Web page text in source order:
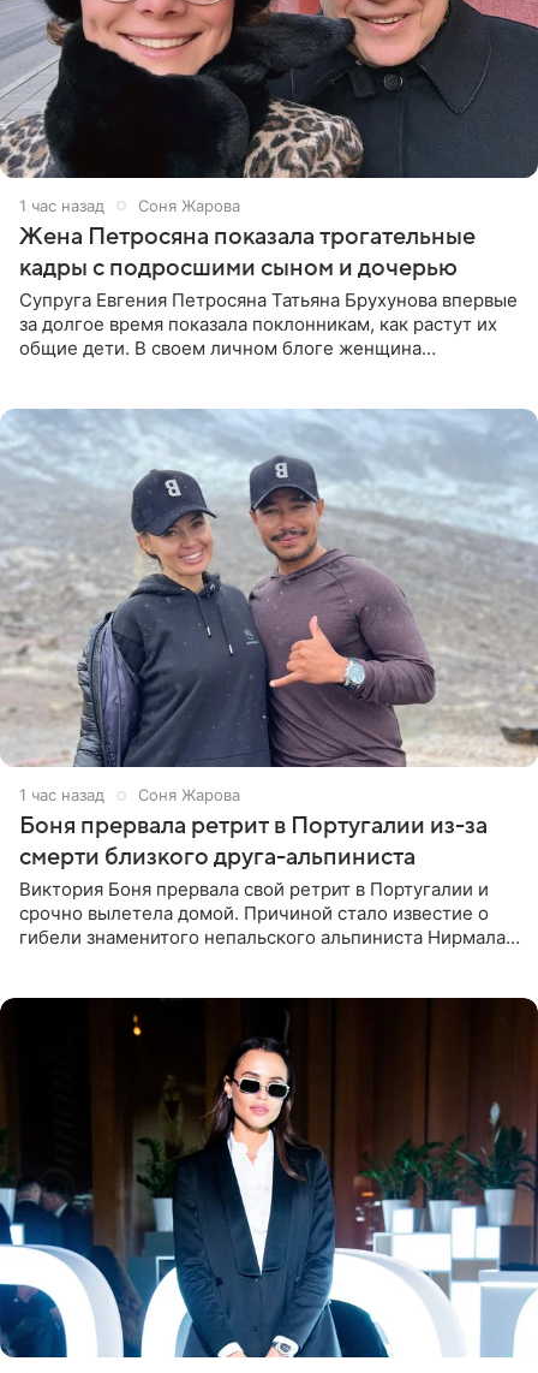
1 час назад Соня Жарова
Жена Петросяна показала трогательные
кадры с подросшими сыном и дочерью
Супруга Евгения Петросяна Татьяна Брухунова впервые
за долгое время показала поклонникам, как растут их
общие дети. В своем личном блоге женщина
1 час назад Соня Жарова
Боня прервала ретрит в Португалии из-за
смерти близкого друга-альпиниста
Виктория Боня прервала свой ретрит в Португалии и
срочно вылетела домой. Причиной стало известие о
гибели знаменитого непальского альпиниста Нирмала